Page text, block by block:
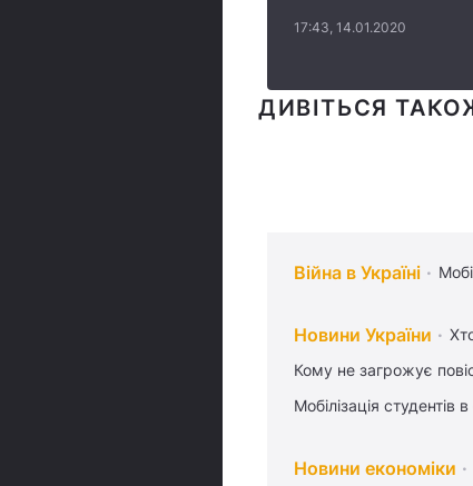
17:43, 14.01.2020
ДИВІТЬСЯ
Війна в Україні
Новини України
Кому не загрожує
Мобілізація студентів
Новини економіки